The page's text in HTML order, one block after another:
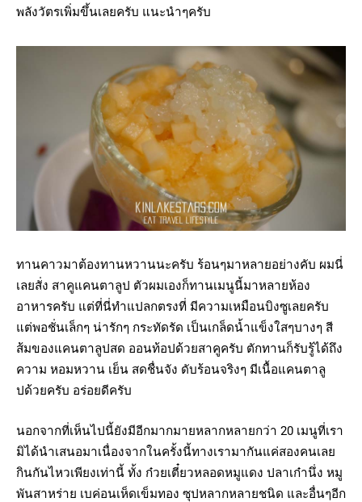
พลังวัตรเพิ่มขึ้นเลยครับ แนะนำๆครับ
ทานคาวมาต้องทานหวานนะครับ ร้อนๆมาหลายอย่างคับ ผมนี่
เลยสั่ง สาคูแคนตาลูป ตัวผมเองก็ทานเมนูนี้มาหลายห้อง
อาหารครับ แต่ที่นี่ทำแปลกตรงที่ มีความเหมือนบิงซูเลยครับ
แต่พอชั่นเล็กๆ น่ารักๆ กระทัดรัด เป็นเกล็ดน้ำแข็งใสๆบางๆ สี
ส้มของแคนตาลูปสด ออนท้อปด้วยสาคูครับ ตักทานก็รับรู้ได้ถึง
ความ หอมหวาน เย็น สดชื่นจัง ดับร้อนจริงๆ มีเนื้อแคนตาลู
ปด้วยครับ อร่อยดีครับ
นอกจากที่เห็นไปนี้ยังมีอีกมากมายหลากหลายกว่า 20 เมนูที่เรา
มิได้นำเสนอมาเนื่องจากในครั้งนี้ทางเรามากันแค่สองคนเลย
กินกันไหวเพียงเท่านี้ ทั้ง ก๋วยเตี๋ยวหลอดหมูแดง ปลาเก๋านึ่ง หมู
พันสาหร่าย เบค่อนเห็ดเข็มทอง ซุปหลากหลายชนิด และอื่นๆอีก